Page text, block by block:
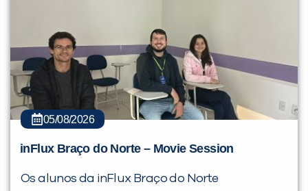
05/08/2026
inFlux Braço do Norte – Movie Session
Os alunos da inFlux Braço do Norte